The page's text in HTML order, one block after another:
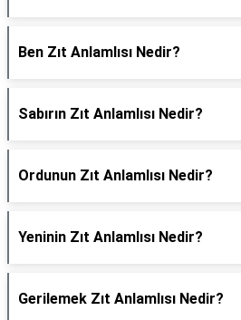
Ben Zıt Anlamlısı Nedir?
Sabırın Zıt Anlamlısı Nedir?
Ordunun Zıt Anlamlısı Nedir?
Yeninin Zıt Anlamlısı Nedir?
Gerilemek Zıt Anlamlısı Nedir?